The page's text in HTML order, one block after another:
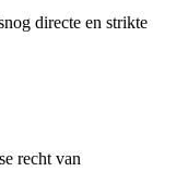
directe en strikte
recht van